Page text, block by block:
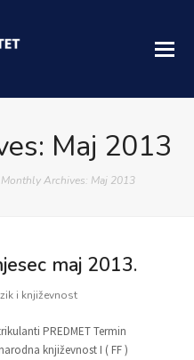
Maj 2013
Monthly Archives: Maj 2013
maj 2013.
i književnost
PREDMET Termin
književnost I ( FF )